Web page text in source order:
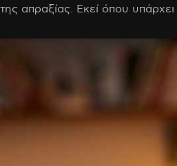
της απραξίας. Εκεί όπου